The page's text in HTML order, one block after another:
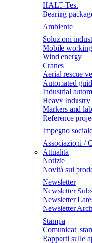
HALT-Test
Bearing
Ambiente
Soluzioni
Mobile
Wind energy
Cranes
Aerial rescue
Automated
Industrial
Heavy Industry
Markers and
Reference
Impegno sociale
Associazioni /
Attualità
Notizie
Novità sui
Newsletter
Newsletter
Newsletter
Newsletter
Stampa
Comunicati
Rapporti sulle